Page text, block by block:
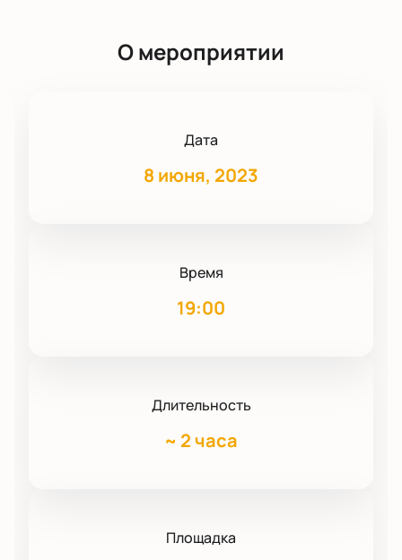
О мероприятии
Дата
8 июня, 2023
Время
19:00
Длительность
~ 2 часа
Площадка